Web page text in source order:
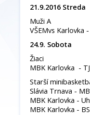
21.9.2016 Streda
Muži A
VŠEMvs Karlovka
24.9. Sobota
Žiaci
MBK Karlovka -
Starší
Slávia Trnava -
MBK Karlovka -
MBK Karlovka -